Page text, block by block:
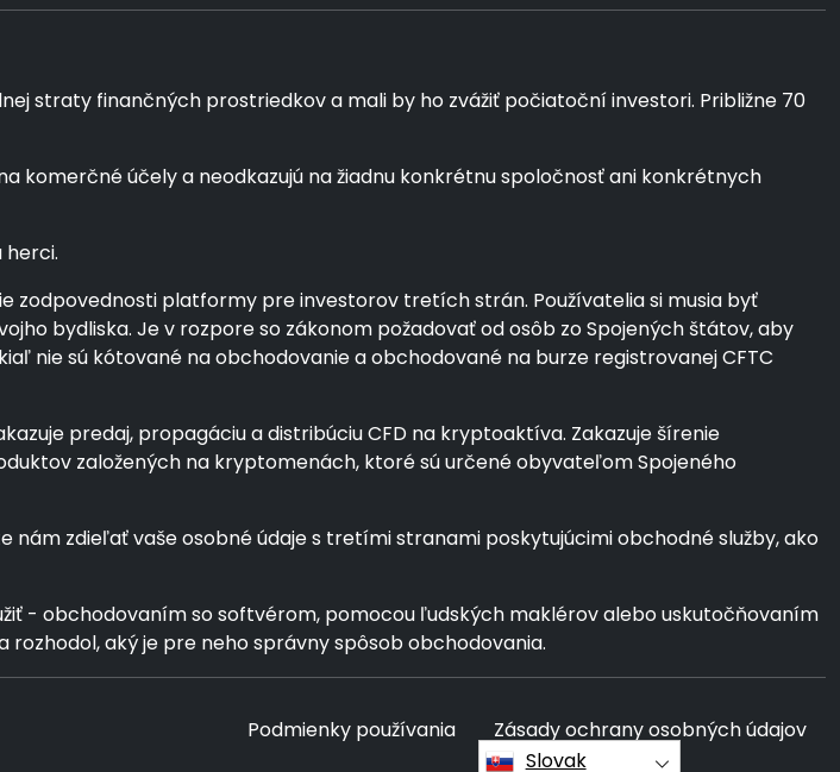
straty finančných prostriedkov a mali by ho zvážiť počiatoční investori. Približne 70
komerčné účely a neodkazujú na žiadnu konkrétnu spoločnosť ani konkrétnych
herci.
zodpovednosti platformy pre investorov tretích strán. Používatelia si musia byť
bydliska. Je v rozpore so zákonom požadovať od osôb zo Spojených štátov, aby
nie sú kótované na obchodovanie a obchodované na burze registrovanej CFTC
predaj, propagáciu a distribúciu CFD na kryptoaktíva. Zakazuje šírenie
založených na kryptomenách, ktoré sú určené obyvateľom Spojeného
zdieľať vaše osobné údaje s tretími stranami poskytujúcimi obchodné služby, ako
- obchodovaním so softvérom, pomocou ľudských maklérov alebo uskutočňovaním
aký je pre neho správny spôsob obchodovania.
Podmienky používania
Zásady ochrany osobných údajov
Slovak